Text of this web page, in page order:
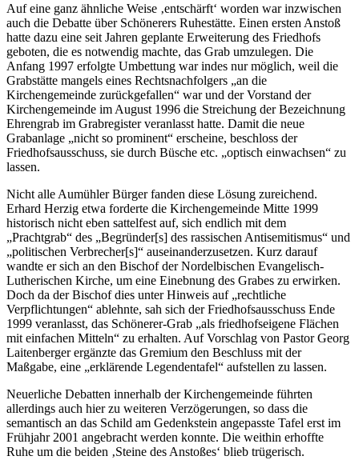
Auf eine ganz ähnliche Weise ‚entschärft‘ worden war inzwischen
auch die Debatte über Schönerers Ruhestätte. Einen ersten Anstoß
hatte dazu eine seit Jahren geplante Erweiterung des Friedhofs
geboten, die es notwendig machte, das Grab umzulegen. Die
Anfang 1997 erfolgte Umbettung war indes nur möglich, weil die
Grabstätte mangels eines Rechtsnachfolgers „an die
Kirchengemeinde zurückgefallen“ war und der Vorstand der
Kirchengemeinde im August 1996 die Streichung der Bezeichnung
Ehrengrab im Grabregister veranlasst hatte. Damit die neue
Grabanlage „nicht so prominent“ erscheine, beschloss der
Friedhofsausschuss, sie durch Büsche etc. „optisch einwachsen“ zu
lassen.
Nicht alle Aumühler Bürger fanden diese Lösung zureichend.
Erhard Herzig etwa forderte die Kirchengemeinde Mitte 1999
historisch nicht eben sattelfest auf, sich endlich mit dem
„Prachtgrab“ des „Begründer[s] des rassischen Antisemitismus“ und
„politischen Verbrecher[s]“ auseinanderzusetzen. Kurz darauf
wandte er sich an den Bischof der Nordelbischen Evangelisch-
Lutherischen Kirche, um eine Einebnung des Grabes zu erwirken.
Doch da der Bischof dies unter Hinweis auf „rechtliche
Verpflichtungen“ ablehnte, sah sich der Friedhofsausschuss Ende
1999 veranlasst, das Schönerer-Grab „als friedhofseigene Flächen
mit einfachen Mitteln“ zu erhalten. Auf Vorschlag von Pastor Georg
Laitenberger ergänzte das Gremium den Beschluss mit der
Maßgabe, eine „erklärende Legendentafel“ aufstellen zu lassen.
Neuerliche Debatten innerhalb der Kirchengemeinde führten
allerdings auch hier zu weiteren Verzögerungen, so dass die
semantisch an das Schild am Gedenkstein angepasste Tafel erst im
Frühjahr 2001 angebracht werden konnte. Die weithin erhoffte
Ruhe um die beiden ‚Steine des Anstoßes‘ blieb trügerisch.